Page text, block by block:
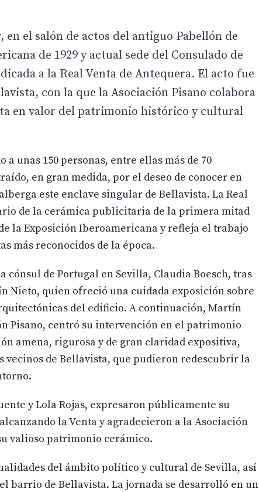
el salón de actos del antiguo Pabellón de
de 1929 y actual sede del Consulado de
a la Real Venta de Antequera. El acto fue
con la que la Asociación Pisano colabora
en valor del patrimonio histórico y cultural
unas 150 personas, entre ellas más de 70
en gran medida, por el deseo de conocer en
este enclave singular de Bellavista. La Real
de la cerámica publicitaria de la primera mitad
la Exposición Iberoamericana y refleja el trabajo
más reconocidos de la época.
de Portugal en Sevilla, Claudia Boesch, tras
Nieto, quien ofreció una cuidada exposición sobre
del edificio. A continuación, Martín
Pisano, centró su intervención en el patrimonio
amena, rigurosa y de gran claridad expositiva,
de Bellavista, que pudieron redescubrir la
y Lola Rojas, expresaron públicamente su
la Venta y agradecieron a la Asociación
valioso patrimonio cerámico.
del ámbito político y cultural de Sevilla, así
barrio de Bellavista. La jornada se desarrolló en un